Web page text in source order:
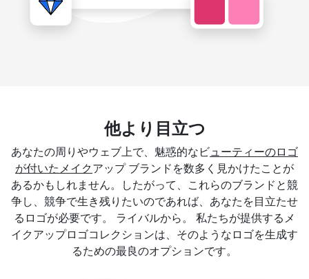
他より目立つ
あなたの周りやウェブ上で、魅惑的なビ ューティーのロゴ
が付いたメイク アップ ブランドを数多く見かけたことが
あるかもしれません。したがって、これらのブランドと競
争し、競争で生き残りたいのであれば、あなたを目立たせ
るロゴが必要です。 ライバルから。 私たちが提供するメ
イクアップロゴコレクションは、そのようなロゴを生成す
るための最良のオプションです。